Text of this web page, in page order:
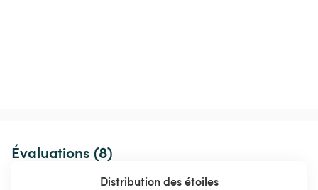
Évaluations (8)
Distribution des étoiles